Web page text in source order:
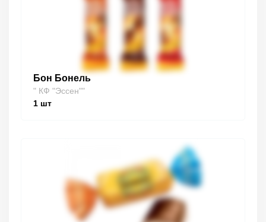
Бон Бонель
" КФ "Эссен""
1 шт